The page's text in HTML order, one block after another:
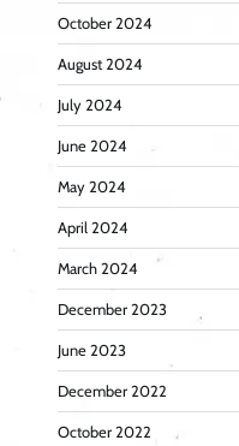
October 2024
August 2024
July 2024
June 2024
May 2024
April 2024
March 2024
December 2023
June 2023
December 2022
October 2022